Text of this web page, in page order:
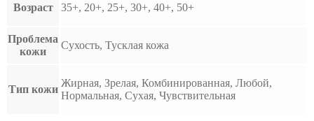
Возраст 35+, 20+, 25+, 30+, 40+, 50+
Проблема
кожи
Сухость, Тусклая кожа
Тип кожи
Жирная, Зрелая, Комбинированная, Любой,
Нормальная, Сухая, Чувствительная